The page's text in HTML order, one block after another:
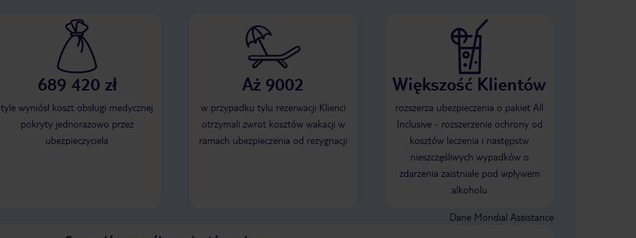
689 420 zł
tyle wyniósł koszt obsługi medycznej
pokryty jednorazowo przez
ubezpieczyciela
Aż 9002
w przypadku tylu rezerwacji Klienci
otrzymali zwrot kosztów wakacji w
ramach ubezpieczenia od rezygnacji
Większość Klientów
rozszerza ubezpieczenia o pakiet All
Inclusive - rozszerzenie ochrony od
kosztów leczenia i następstw
nieszczęśliwych wypadków o
zdarzenia zaistniałe pod wpływem
alkoholu
Dane Mondial Assistance